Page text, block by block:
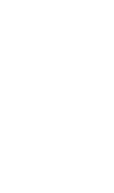
問い合わせ